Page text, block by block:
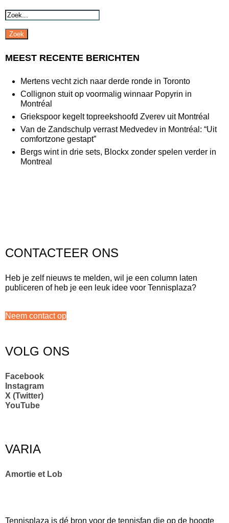
Zoek
MEEST RECENTE BERICHTEN
Mertens vecht zich naar derde ronde in Toronto
Collignon stuit op voormalig winnaar Popyrin in
Montréal
Griekspoor kegelt topreekshoofd Zverev uit Montréal
Van de Zandschulp verrast Medvedev in Montréal: “Uit
comfortzone gestapt”
Bergs wint in drie sets, Blockx zonder spelen verder in
Montreal
CONTACTEER ONS
Heb je zelf nieuws te melden, wil je een column laten
publiceren of heb je een leuk idee voor Tennisplaza?
Neem contact op
VOLG ONS
Facebook
Instagram
X (Twitter)
YouTube
VARIA
Amortie et Lob
Tennisplaza is dé bron voor de tennisfan die op de hoogte